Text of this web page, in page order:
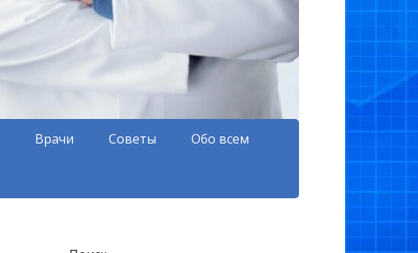
Врачи Советы Обо всем